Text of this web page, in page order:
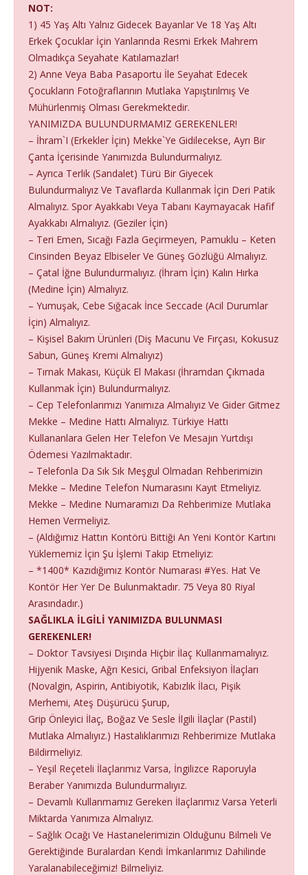
NOT:
1) 45 Yaş Altı Yalnız Gidecek Bayanlar Ve 18 Yaş Altı
Erkek Çocuklar İçin Yanlarında Resmi Erkek Mahrem
Olmadıkça Seyahate Katılamazlar!
2) Anne Veya Baba Pasaportu İle Seyahat Edecek
Çocukların Fotoğraflarının Mutlaka Yapıştırılmış Ve
Mühürlenmiş Olması Gerekmektedir.
YANIMIZDA BULUNDURMAMIZ GEREKENLER!
– İhram`I (Erkekler İçin) Mekke`Ye Gidilecekse, Ayrı Bir
Çanta İçerisinde Yanımızda Bulundurmalıyız.
– Ayrıca Terlik (Sandalet) Türü Bir Giyecek
Bulundurmalıyız Ve Tavaflarda Kullanmak İçin Deri Patik
Almalıyız. Spor Ayakkabı Veya Tabanı Kaymayacak Hafif
Ayakkabı Almalıyız. (Geziler İçin)
– Teri Emen, Sıcağı Fazla Geçirmeyen, Pamuklu – Keten
Cinsinden Beyaz Elbiseler Ve Güneş Gözlüğü Almalıyız.
– Çatal İğne Bulundurmalıyız. (İhram İçin) Kalın Hırka
(Medine İçin) Almalıyız.
– Yumuşak, Cebe Sığacak İnce Seccade (Acil Durumlar
İçin) Almalıyız.
– Kişisel Bakım Ürünleri (Diş Macunu Ve Fırçası, Kokusuz
Sabun, Güneş Kremi Almalıyız)
– Tırnak Makası, Küçük El Makası (İhramdan Çıkmada
Kullanmak İçin) Bulundurmalıyız.
– Cep Telefonlarımızı Yanımıza Almalıyız Ve Gider Gitmez
Mekke – Medine Hattı Almalıyız. Türkiye Hattı
Kullananlara Gelen Her Telefon Ve Mesajın Yurtdışı
Ödemesi Yazılmaktadır.
– Telefonla Da Sık Sık Meşgul Olmadan Rehberimizin
Mekke – Medine Telefon Numarasını Kayıt Etmeliyiz.
Mekke – Medine Numaramızı Da Rehberimize Mutlaka
Hemen Vermeliyiz.
– (Aldığımız Hattın Kontörü Bittiği An Yeni Kontör Kartını
Yüklememiz İçin Şu İşlemi Takip Etmeliyiz:
– *1400* Kazıdığımız Kontör Numarası #Yes. Hat Ve
Kontör Her Yer De Bulunmaktadır. 75 Veya 80 Riyal
Arasındadır.)
SAĞLIKLA İLGİLİ YANIMIZDA BULUNMASI
GEREKENLER!
– Doktor Tavsiyesi Dışında Hiçbir İlaç Kullanmamalıyız.
Hijyenik Maske, Ağrı Kesici, Gribal Enfeksiyon İlaçları
(Novalgin, Aspirin, Antibiyotik, Kabızlık İlacı, Pişik
Merhemi, Ateş Düşürücü Şurup,
Grip Önleyici İlaç, Boğaz Ve Sesle İlgili İlaçlar (Pastil)
Mutlaka Almalıyız.) Hastalıklarımızı Rehberimize Mutlaka
Bildirmeliyiz.
– Yeşil Reçeteli İlaçlarımız Varsa, İngilizce Raporuyla
Beraber Yanımızda Bulundurmalıyız.
– Devamlı Kullanmamız Gereken İlaçlarımız Varsa Yeterli
Miktarda Yanımıza Almalıyız.
– Sağlık Ocağı Ve Hastanelerimizin Olduğunu Bilmeli Ve
Gerektiğinde Buralardan Kendi İmkanlarımız Dahilinde
Yaralanabileceğimiz! Bilmeliyiz.